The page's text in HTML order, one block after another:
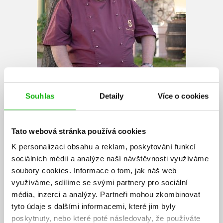
Souhlas Detaily Více o cookies
Tato webová stránka používá cookies
K personalizaci obsahu a reklam, poskytování funkcí
sociálních médií a analýze naší návštěvnosti využíváme
soubory cookies. Informace o tom, jak náš web
využíváme, sdílíme se svými partnery pro sociální
média, inzerci a analýzy. Partneři mohou zkombinovat
tyto údaje s dalšími informacemi, které jim byly
poskytnuty, nebo které poté následovaly, že používáte
Jaroslav Sapík
Narodil se 19. srpna 1952 v Brně. Vyučil se kuchařem v hotelu
Ambassador, kde se postupně propracoval do pozice šéfkuchaře.
Absolvoval mnoho zahraničních cest do předních hotelů a restaurací v
Německu, Rakousku, Anglii, Španělsku, Maďarsku, Indii, Singapuru.
Zúčastnil se řady domácích a mezinárodních soutěží, ze kterých si